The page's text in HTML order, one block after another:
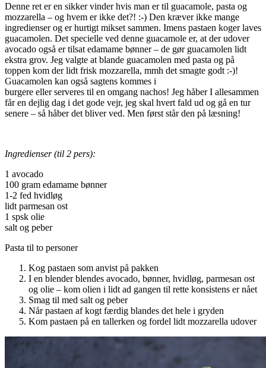
Denne ret er en sikker vinder hvis man er til guacamole, pasta og
mozzarella – og hvem er ikke det?! :-) Den kræver ikke mange
ingredienser og er hurtigt mikset sammen. Imens pastaen koger laves
guacamolen. Det specielle ved denne guacamole er, at der udover
avocado også er tilsat edamame bønner – de gør guacamolen lidt
ekstra grov. Jeg valgte at blande guacamolen med pasta og på
toppen kom der lidt frisk mozzarella, mmh det smagte godt :-)!
Guacamolen kan også sagtens kommes i
burgere eller serveres til en omgang nachos! Jeg håber I allesammen
får en dejlig dag i det gode vejr, jeg skal hvert fald ud og gå en tur
senere – så håber det bliver ved. Men først står den på læsning!
Ingredienser (til 2 pers):
1 avocado
100 gram edamame bønner
1-2 fed hvidløg
lidt parmesan ost
1 spsk olie
salt og peber
Pasta til to personer
Kog pastaen som anvist på pakken
I en blender blendes avocado, bønner, hvidløg, parmesan ost
og olie – kom olien i lidt ad gangen til rette konsistens er nået
Smag til med salt og peber
Når pastaen af kogt færdig blandes det hele i gryden
Kom pastaen på en tallerken og fordel lidt mozzarella udover